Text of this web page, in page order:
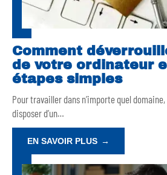
Comment
de votre ordinateur
étapes simples
Pour travailler dans n’importe quel
disposer d’un…
EN SAVOIR PLUS